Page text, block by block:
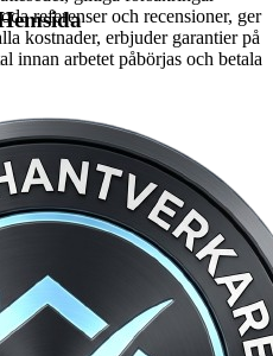
referenser och recensioner, ger
kostnader, erbjuder garantier på
innan arbetet påbörjas och betala